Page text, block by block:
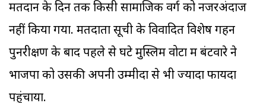
मतदान के दिन तक किसी सामाजिक वर्ग को नजरअंदाज
नहीं किया गया. मतदाता सूची के विवादित विशेष गहन
पुनरीक्षण के बाद पहले से घटे मुस्लिम वोटों में बंटवारे ने
भाजपा को उसकी अपनी उम्मीदों से भी ज्यादा फायदा
पहुंचाया.